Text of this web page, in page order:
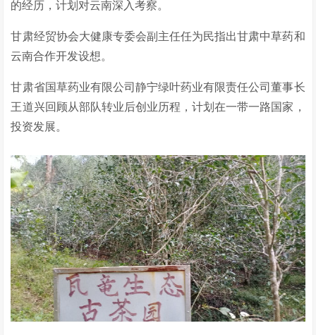
的经历，计划对云南深入考察。
甘肃经贸协会大健康专委会副主任任为民指出甘肃中草药和
云南合作开发设想。
甘肃省国草药业有限公司静宁绿叶药业有限责任公司董事长
王道兴回顾从部队转业后创业历程，计划在一带一路国家，
投资发展。